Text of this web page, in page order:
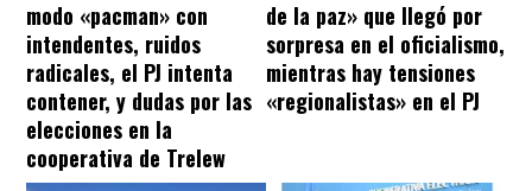
modo «pacman» con
intendentes, ruidos
radicales, el PJ intenta
contener, y dudas por las
elecciones en la
cooperativa de Trelew
de la paz» que llegó por
sorpresa en el oficialismo,
mientras hay tensiones
«regionalistas» en el PJ